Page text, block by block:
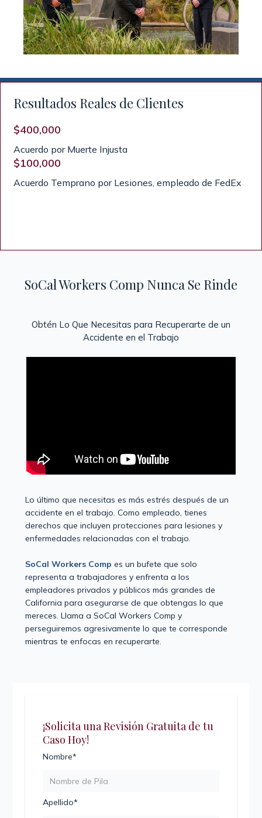
Resultados Reales de Clientes
$400,000
Acuerdo por Muerte Injusta
$100,000
Acuerdo Temprano por Lesiones, empleado de FedEx
SoCal Workers Comp Nunca Se Rinde
Obtén Lo Que Necesitas para Recuperarte de un
Accidente en el Trabajo
Lo último que necesitas es más estrés después de un
accidente en el trabajo. Como empleado, tienes
derechos que incluyen protecciones para lesiones y
enfermedades relacionadas con el trabajo.
SoCal Workers Comp es un bufete que solo
representa a trabajadores y enfrenta a los
empleadores privados y públicos más grandes de
California para asegurarse de que obtengas lo que
mereces. Llama a SoCal Workers Comp y
perseguiremos agresivamente lo que te corresponde
mientras te enfocas en recuperarte.
¡Solicita una Revisión Gratuita de tu
Caso Hoy!
Nombre*
Apellido*